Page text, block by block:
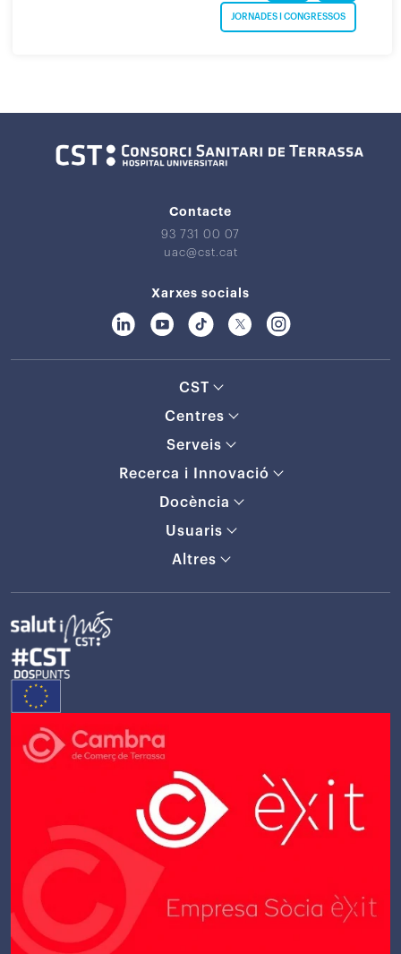
JORNADES I CONGRESSOS
Contacte
93 731 00 07
uac@cst.cat
Xarxes socials
CST
Centres
Serveis
Recerca i Innovació
Docència
Usuaris
Altres